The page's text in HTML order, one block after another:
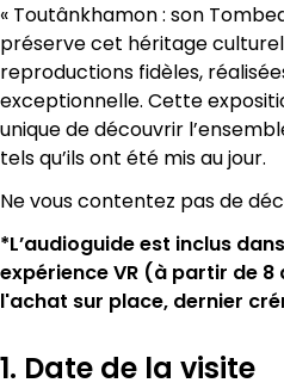
« Toutânkhamon : son
préserve cet héritage
reproductions fidèles,
exceptionnelle. Cette
unique de découvrir
tels qu’ils ont été mis au jour.
Ne vous contentez pas de
*L’audioguide est inclus
expérience VR (à partir de
l'achat sur place, dernier
1. Date de la visite